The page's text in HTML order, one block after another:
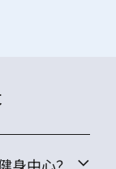
身中心？